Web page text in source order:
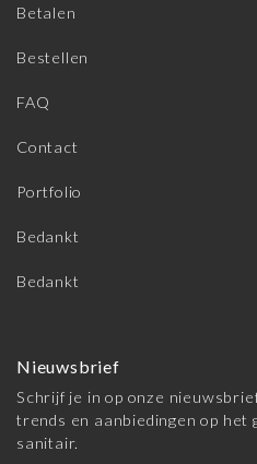
Betalen
Bestellen
FAQ
Contact
Portfolio
Bedankt
Bedankt
Nieuwsbrief
Schrijf je in op onze
trends en aanbiedingen op het
sanitair.